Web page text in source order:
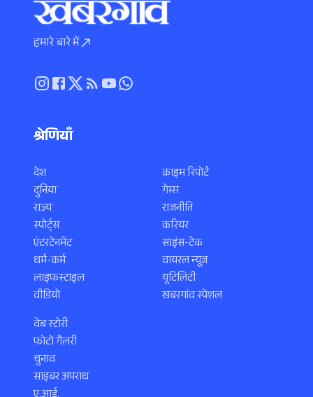
हमारे बारे में
श्रेणियाँ
देश
दुनिया
राज्य
स्पोर्ट्स
एंटरटेनमेंट
धर्म-कर्म
लाइफस्टाइल
वीडियो
क्राइम रिपोर्ट
गेम्स
राजनीति
करियर
साइंस-टेक
वायरल न्यूज़
यूटिलिटी
खबरगांव स्पेशल
वेब स्टोरी
फोटो गैलरी
चुनाव
साइबर अपराध